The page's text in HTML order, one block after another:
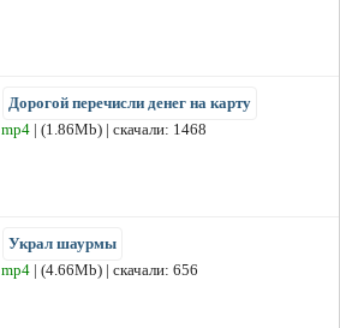
Дорогой перечисли денег на карту
mp4 | (1.86Mb) | скачали: 1468
Украл шаурмы
mp4 | (4.66Mb) | скачали: 656